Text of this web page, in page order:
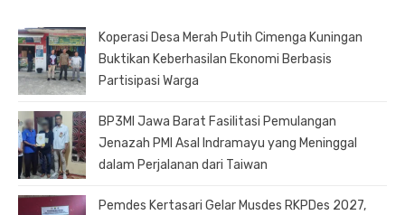
Koperasi Desa Merah Putih Cimenga Kuningan
Buktikan Keberhasilan Ekonomi Berbasis
Partisipasi Warga
BP3MI Jawa Barat Fasilitasi Pemulangan
Jenazah PMI Asal Indramayu yang Meninggal
dalam Perjalanan dari Taiwan
Pemdes Kertasari Gelar Musdes RKPDes 2027,